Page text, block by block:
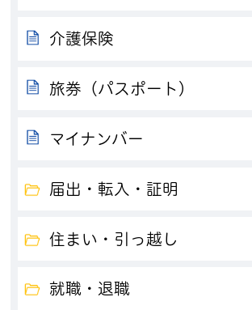
介護保険
旅券（パスポート）
マイナンバー
届出・転入・証明
住まい・引っ越し
就職・退職